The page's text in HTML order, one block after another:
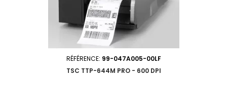
RÉFÉRENCE: 99-047A005-00LF
TSC TTP-644M PRO - 600 DPI